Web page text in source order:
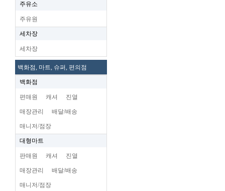
주유소
주유원
세차장
세차장
백화점, 마트, 슈퍼, 편의점
백화점
편매원 캐셔 진열
매장관리 배달/배송
매니저/점장
대형마트
판매원 캐셔 진열
매장관리 배달/배송
매니저/점장